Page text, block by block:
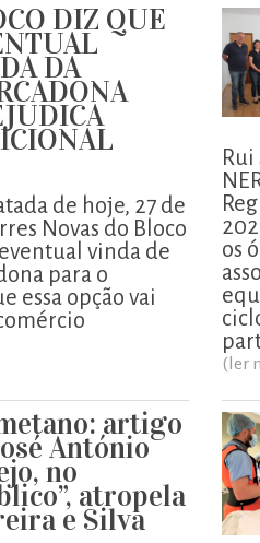
DIZ QUE
DA
de hoje, 27 de
Novas do Bloco
vinda de
para o
essa opção vai
os
(ler
artigo
António
no
atropela
e Silva